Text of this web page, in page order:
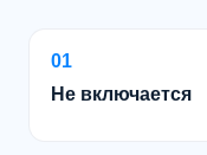
01
Не включается